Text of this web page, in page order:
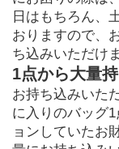
日はもちろん、
おりますので、
ち込みいただけ
1点から大量
お持ち込みいた
に入りのバッグ
ョンしていたお